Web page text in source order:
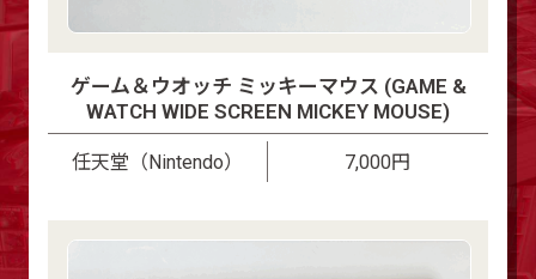
ゲーム＆ウオッチ ミッキーマウス (GAME &
WATCH WIDE SCREEN MICKEY MOUSE)
任天堂（Nintendo） 7,000円